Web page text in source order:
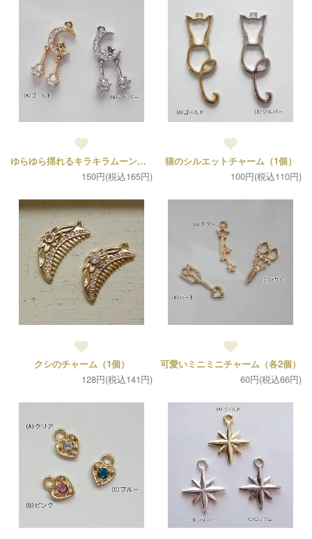
ゆらゆら揺れるキラキラムーンチャーム（1個）
150円(税込165円)
猫のシルエットチャーム（1個）
100円(税込110円)
クシのチャーム（1個）
128円(税込141円)
可愛いミニミニチャーム（各2個）
60円(税込66円)